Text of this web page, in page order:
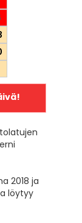
2018 ja
löytyy